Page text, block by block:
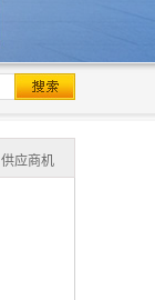
供应商机